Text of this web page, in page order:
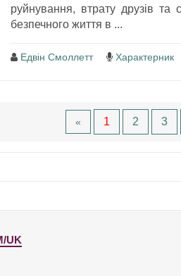
руйнування, втрату друзів та
безпечного життя в ...
Едвін Смоллетт Характерник
« 1 2 3
UK